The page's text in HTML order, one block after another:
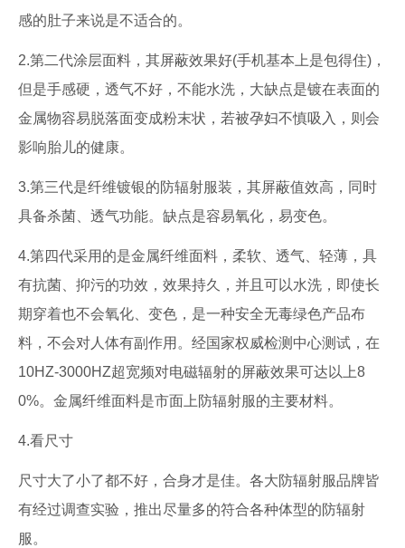
感的肚子来说是不适合的。
2.第二代涂层面料，其屏蔽效果好(手机基本上是包得住)，
但是手感硬，透气不好，不能水洗，大缺点是镀在表面的
金属物容易脱落面变成粉末状，若被孕妇不慎吸入，则会
影响胎儿的健康。
3.第三代是纤维镀银的防辐射服装，其屏蔽值效高，同时
具备杀菌、透气功能。缺点是容易氧化，易变色。
4.第四代采用的是金属纤维面料，柔软、透气、轻薄，具
有抗菌、抑污的功效，效果持久，并且可以水洗，即使长
期穿着也不会氧化、变色，是一种安全无毒绿色产品布
料，不会对人体有副作用。经国家权威检测中心测试，在
10HZ-3000HZ超宽频对电磁辐射的屏蔽效果可达以上8
0%。金属纤维面料是市面上防辐射服的主要材料。
4.看尺寸
尺寸大了小了都不好，合身才是佳。各大防辐射服品牌皆
有经过调查实验，推出尽量多的符合各种体型的防辐射
服。